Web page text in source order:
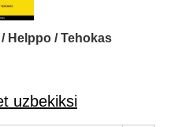
Helppo / Tehokas
uzbekiksi